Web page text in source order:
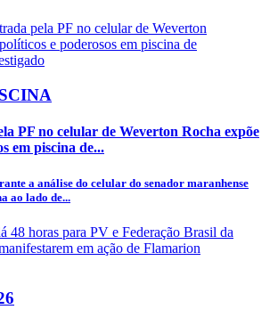
PF no celular de Weverton Rocha expõe
em piscina de...
a análise do celular do senador maranhense
ao lado de...